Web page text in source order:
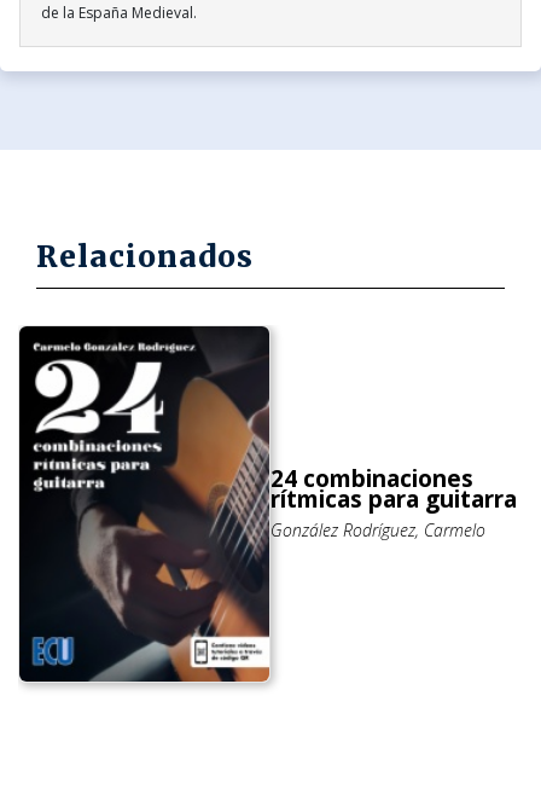
de la España Medieval.
Relacionados
24 combinaciones
rítmicas para guitarra
González Rodríguez, Carmelo